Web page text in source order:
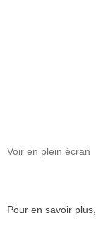
Voir en plein écran
Pour en savoir